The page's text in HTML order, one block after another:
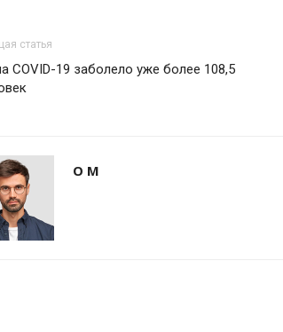
статья
COVID-19 заболело уже более 108,5
О М